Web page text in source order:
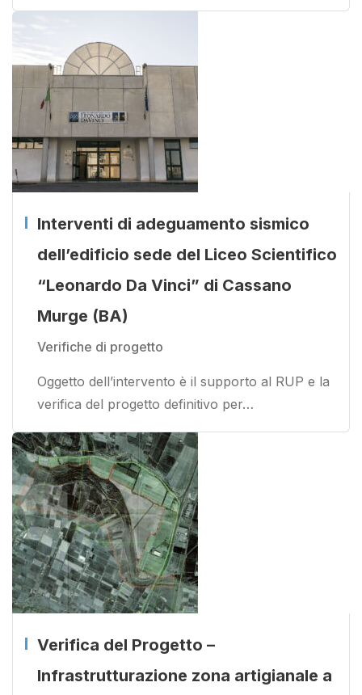
Interventi di adeguamento sismico
dell’edificio sede del Liceo Scientifico
“Leonardo Da Vinci” di Cassano
Murge (BA)
Verifiche di progetto
Oggetto dell’intervento è il supporto al RUP e la
verifica del progetto definitivo per…
Verifica del Progetto –
Infrastrutturazione zona artigianale a